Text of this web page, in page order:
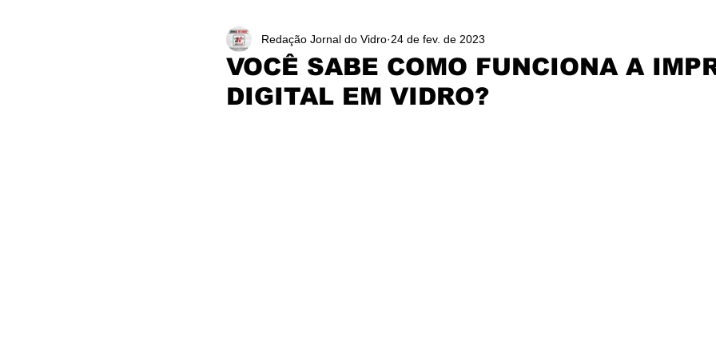
VOCÊ SABE COMO FUNCIONA A
DIGITAL EM VIDRO?
Redação Jornal do Vidro 24 de fev. de 2023